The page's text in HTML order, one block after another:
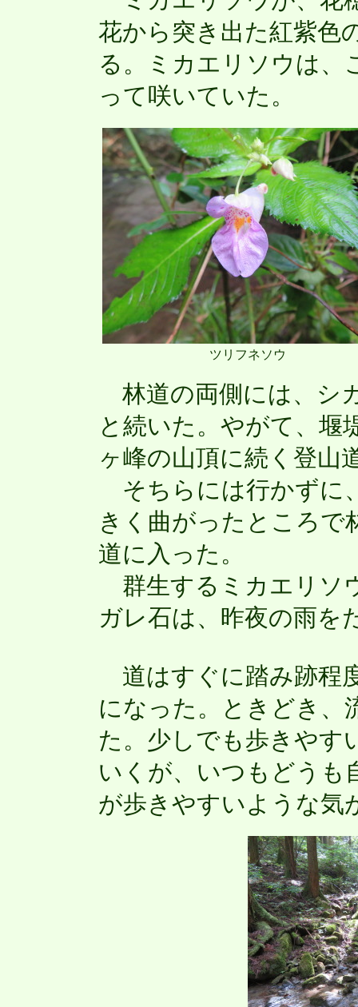
花から突き出た紅紫色
る。ミカエリソウは、
って咲いていた。
ツリフネソウ
林道の両側には、シ
と続いた。やがて、堰
ヶ峰の山頂に続く登山
そちらには行かずに
きく曲がったところで
道に入った。
群生するミカエリソ
ガレ石は、昨夜の雨を
道はすぐに踏み跡程
になった。ときどき、
た。少しでも歩きやす
いくが、いつもどうも
が歩きやすいような気